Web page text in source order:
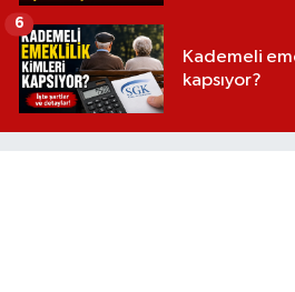
Kademeli
kapsıyor?
6